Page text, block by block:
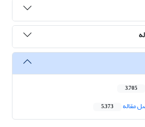
3,705
مقاله 5,373